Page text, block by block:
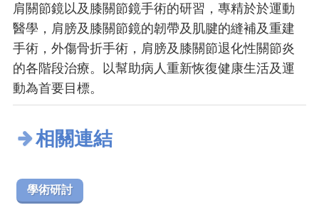
肩關節鏡以及膝關節鏡手術的研習，專精於於運動
醫學，肩膀及膝關節鏡的韌帶及肌腱的縫補及重建
手術，外傷骨折手術，肩膀及膝關節退化性關節炎
的各階段治療。以幫助病人重新恢復健康生活及運
動為首要目標。
相關連結
學術研討